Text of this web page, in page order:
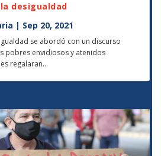
desigualdad
| Sep 20, 2021
se abordó con un discurso
pobres envidiosos y atenidos
regalaran...